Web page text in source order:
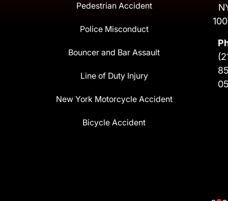
Pedestrian Accident
Police Misconduct
Bouncer and Bar Assault
Line of Duty Injury
New York Motorcycle Accident
Bicycle Accident